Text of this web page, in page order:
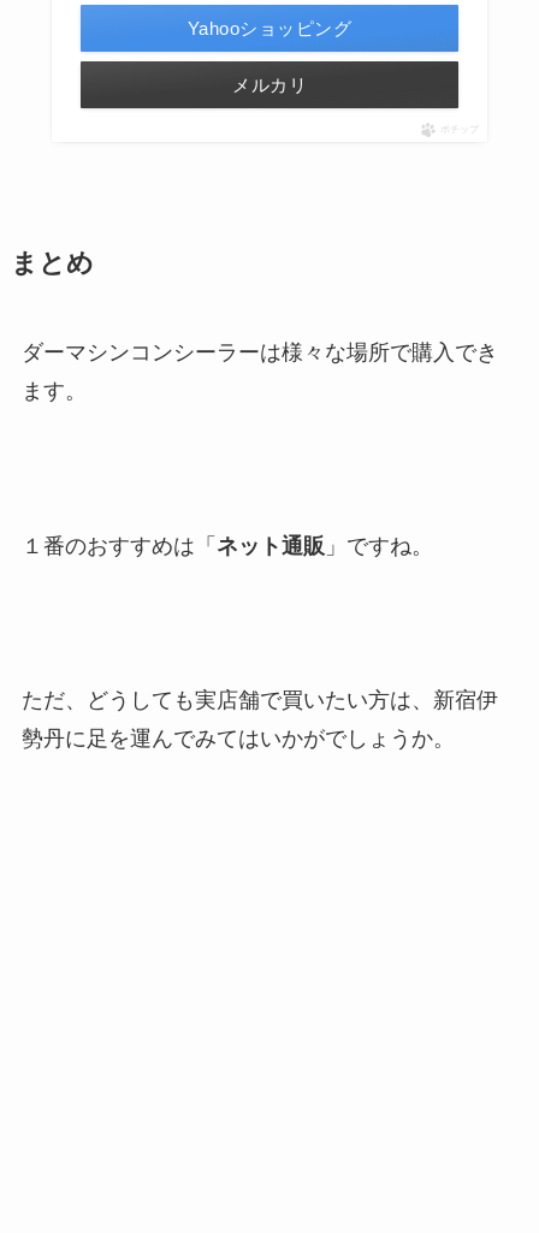
Yahooショッピング
メルカリ
ポチップ
まとめ
ダーマシンコンシーラーは様々な場所で購入でき
ます。
１番のおすすめは「 ネット通販 」ですね。
ただ、どうしても実店舗で買いたい方は、新宿伊
勢丹に足を運んでみてはいかがでしょうか。